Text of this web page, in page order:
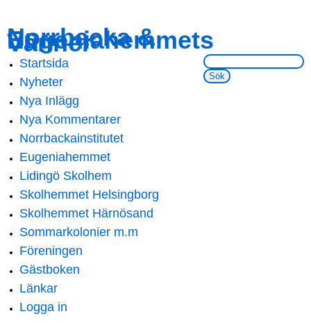
main
content
navigation
Norrbacka &
Eugeniahemmets
Vänner
Sök på webbsidan:
Main menu
Startsida
Nyheter
Nya Inlägg
Nya Kommentarer
Norrbackainstitutet
Eugeniahemmet
Lidingö Skolhem
Skolhemmet Helsingborg
Skolhemmet Härnösand
Sommarkolonier m.m
Föreningen
Gästboken
Länkar
Logga in